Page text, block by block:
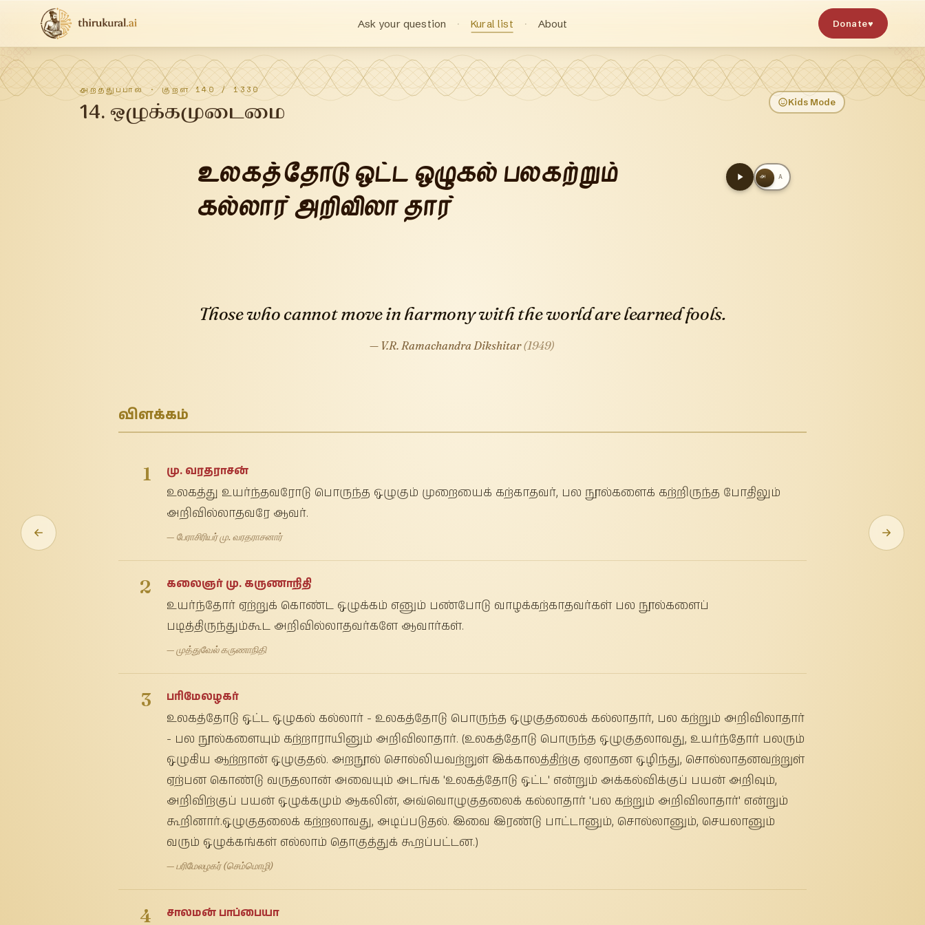
Ask your question Kural list About Donate♥
அறத்துப்பால்· குறள்140 /1330
14.ஒழுக்கமுடைமை Kids Mode
அ A
உலகத்தோடு ஒட்ட ஒழுகல் பலகற்றும்
கல்லார் அறிவிலா தார்
Those who cannot move in harmony with the world are learned fools.
— V.R. Ramachandra Dikshitar(1949)
விளக்கம்
1 மு. வரதராசன்
உலகத்து உயர்ந்தவரோடு பொருந்த ஒழுகும் முறையைக் கற்காதவர், பல நூல்களைக் கற்றிருந்த போதிலும்
அறிவில்லாதவரே ஆவர்.
— பேராசிரியர் மு. வரதராசனார்
2 கலைஞர் மு. கருணாநிதி
உயர்ந்தோர் ஏற்றுக் கொண்ட ஒழுக்கம் எனும் பண்போடு வாழக்கற்காதவர்கள் பல நூல்களைப்
படித்திருந்தும்கூட அறிவில்லாதவர்களே ஆவார்கள்.
— முத்துவேல் கருணாநிதி
3 பரிமேலழகர்
உலகத்தோடு ஒட்ட ஒழுகல் கல்லார் - உலகத்தோடு பொருந்த ஒழுகுதலைக் கல்லாதார், பல கற்றும் அறிவிலாதார்
- பல நூல்களையும் கற்றாராயினும் அறிவிலாதார். (உலகத்தோடு பொருந்த ஒழுகுதலாவது, உயர்ந்தோர் பலரும்
ஒழுகிய ஆற்றான் ஒழுகுதல். அறநூல் சொல்லியவற்றுள் இக்காலத்திற்கு ஏலாதன ஒழிந்து, சொல்லாதனவற்றுள்
ஏற்பன கொண்டு வருதலான் அவையும் அடங்க 'உலகத்தோடு ஒட்ட' என்றும் அக்கல்விக்குப் பயன் அறிவும்,
அறிவிற்குப் பயன் ஒழுக்கமும் ஆகலின், அவ்வொழுகுதலைக் கல்லாதார் 'பல கற்றும் அறிவிலாதார்' என்றும்
கூறினார்.ஒழுகுதலைக் கற்றலாவது, அடிப்படுதல். இவை இரண்டு பாட்டானும், சொல்லானும், செயலானும்
வரும் ஒழுக்கங்கள் எல்லாம் தொகுத்துக் கூறப்பட்டன.)
— பரிமேலழகர் (செம்மொழி)
4 சாலமன் பாப்பையா